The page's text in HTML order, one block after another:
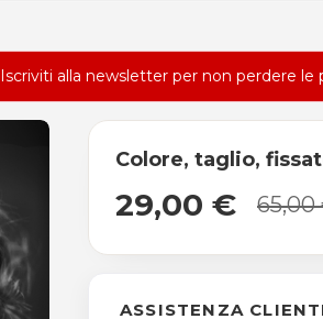
Iscriviti alla newsletter per non perdere le
Colore, taglio,
29,00 € 65,00
ASSISTENZA